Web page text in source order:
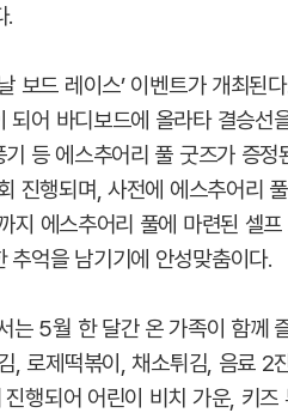
.
보드 레이스’ 이벤트가 개최된
어 바디보드에 올라타 결승선
등 에스추어리 풀 굿즈가 증정
진행되며, 사전에 에스추어리
에스추어리 풀에 마련된 셀프
추억을 남기기에 안성맞춤이다.
는 5월 한 달간 온 가족이 함께
, 로제떡볶이, 채소튀김, 음료 2
행되어 어린이 비치 가운, 키즈